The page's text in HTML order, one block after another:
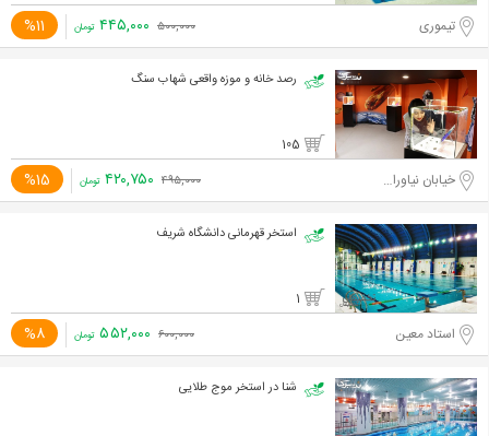
تیموری %11 ۵۰۰,۰۰۰ ۴۴۵,۰۰۰ تومان
رصد خانه و موزه واقعی شهاب سنگ
105
خیابان نیاوران، ابتدای خیابان دارآباد %15 ۴۹۵,۰۰۰ ۴۲۰,۷۵۰ تومان
استخر قهرمانی دانشگاه شریف
1
استاد معین %8 ۶۰۰,۰۰۰ ۵۵۲,۰۰۰ تومان
شنا در استخر موج طلایی